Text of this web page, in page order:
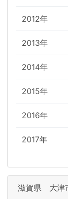
2012年
2013年
2014年
2015年
2016年
2017年
滋賀県 大津